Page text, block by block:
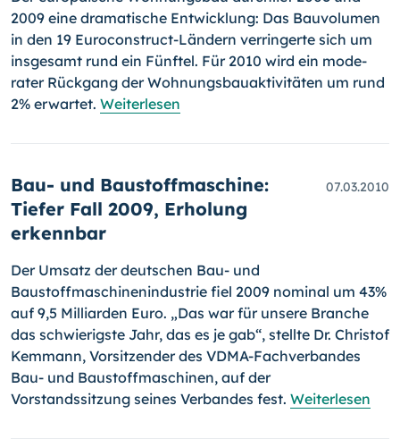
2009 eine drama­ti­sche Entwicklung: Das Bauvolumen
in den 19 Euroconstruct-Ländern verringerte sich um
insgesamt rund ein Fünftel. Für 2010 wird ein mo­de­
rater Rückgang der Wohnungsbauaktivitäten um rund
2% erwartet. Weiterlesen
Bau- und Baustoffmaschine:
Tiefer Fall 2009, Erholung
erkennbar
07.03.2010
Der Umsatz der deutschen Bau- und
Baustoffmaschinenindustrie fiel 2009 nominal um 43%
auf 9,5 Milliarden Euro. „Das war für unsere Bran­che
das schwierigste Jahr, das es je gab“, stellte Dr. Christof
Kem­mann, Vorsitzender des VDMA-Fachverbandes
Bau- und Baustoff­ma­schi­nen, auf der
Vorstandssitzung seines Verbandes fest. Weiterlesen